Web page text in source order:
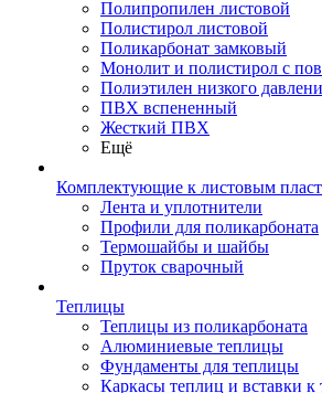
Полипропилен листовой
Полистирол листовой
Поликарбонат замковый
Монолит и полистирол с
Полиэтилен низкого
ПВХ вспененный
Жесткий ПВХ
Ещё
Комплектующие к листовым
Лента и уплотнители
Профили для поликарбоната
Термошайбы и шайбы
Пруток сварочный
Теплицы
Теплицы из поликарбоната
Алюминиевые теплицы
Фундаменты для теплицы
Каркасы теплиц и вставки к